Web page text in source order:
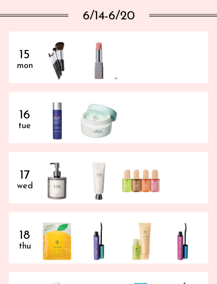
6/14-6/20
15
mon
16
tue
17
wed
18
thu